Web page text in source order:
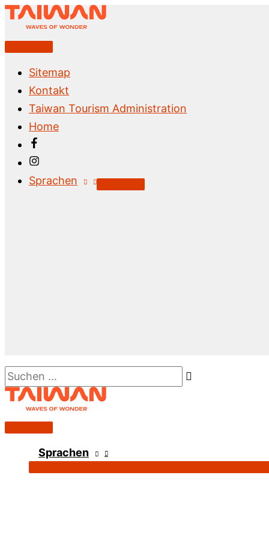
Zum
Inhalt
springenAbove
Sitemap
Kontakt
Taiwan Tourism Administration
Home
Sprachen
Suchen …
Hauptmenü
Sprachen